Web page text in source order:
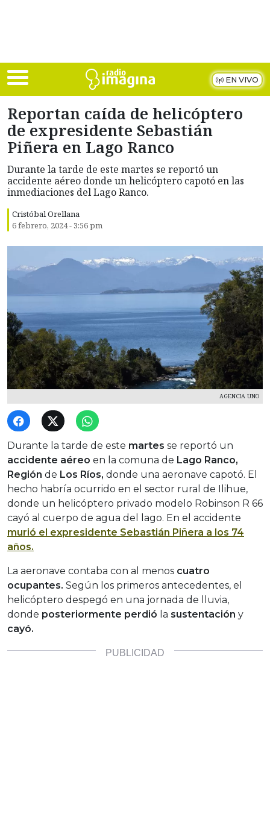
EN VIVO
Reportan caída de helicóptero
de expresidente Sebastián
Piñera en Lago Ranco
Durante la tarde de este martes se reportó un
accidente aéreo donde un helicóptero capotó en las
inmediaciones del Lago Ranco.
Cristóbal Orellana
6 febrero, 2024 - 3:56 pm
AGENCIA UNO
Durante la tarde de este martes se reportó un
accidente aéreo en la comuna de Lago Ranco,
Región de Los Ríos, donde una aeronave capotó. El
hecho habría ocurrido en el sector rural de Ilihue,
donde un helicóptero privado modelo Robinson R 66
cayó al cuerpo de agua del lago. En el accidente
murió el expresidente Sebastián Piñera a los 74
años.
La aeronave contaba con al menos cuatro
ocupantes. Según los primeros antecedentes, el
helicóptero despegó en una jornada de lluvia,
donde posteriormente perdió la sustentación y
cayó.